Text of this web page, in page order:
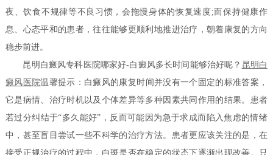
夜、饮食不规律等不良习惯，会拖慢身体的恢复速度;而保持健康作
息、心态平和的患者，往往能够更顺利地推进治疗，朝着康复的方向
稳步前进。
昆明白癜风专科医院哪家好-白癜风多长时间能够治好呢？ 昆明白
癜风医院温馨提示：白癜风的康复时间并没有一个固定的标准答案，
它是病情、治疗时机以及个体差异等多种因素共同作用的结果。患者
若过分纠结于“多久能好”，反而可能因为急于求成而陷入焦虑的情绪
中，甚至盲目尝试一些不科学的治疗方法。患者更应该关注的是，在
接受正规治疗的过程中，白斑是否在稳定的状态下逐渐出现改善。只